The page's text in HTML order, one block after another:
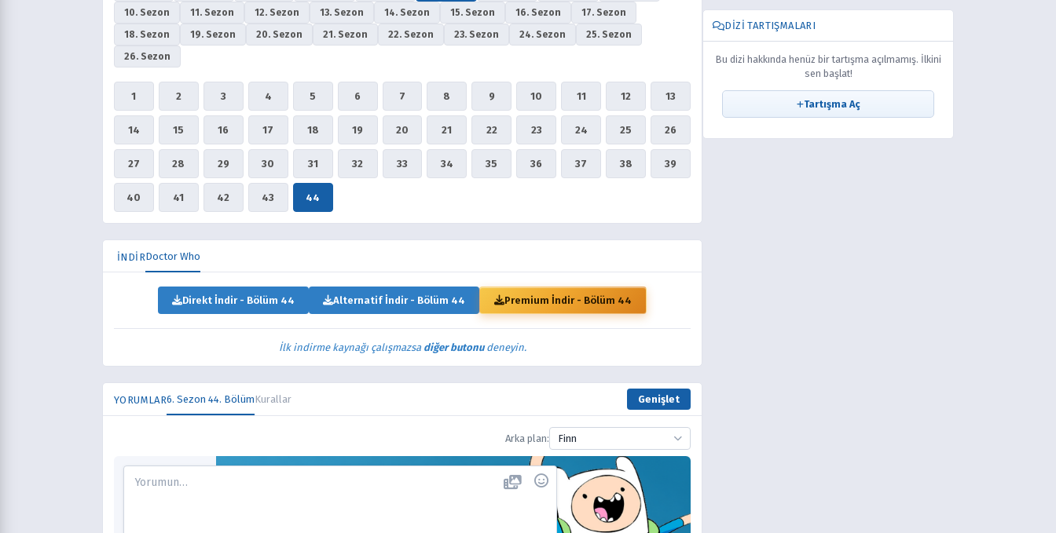
10. Sezon
11. Sezon 12. Sezon 13. Sezon 14. Sezon 15. Sezon 16. Sezon
17. Sezon
18. Sezon
19. Sezon 20. Sezon 21. Sezon 22. Sezon 23. Sezon 24. Sezon
25. Sezon
26. Sezon
1 2 3 4 5 6 7 8 9 10 11 12 13
14 15 16 17 18 19 20 21 22 23 24 25 26
27 28 29 30 31 32 33 34 35 36 37 38 39
40 41 42 43 44
İNDİRDoctor Who
Direkt İndir - Bölüm 44 Alternatif İndir - Bölüm 44 Premium İndir - Bölüm 44
İlk indirme kaynağı çalışmazsa diğer butonudeneyin.
YORUMLAR6. Sezon 44. BölümKurallar Genişlet
Arka plan: Finn
DIZI TARTIŞMALARI
Bu dizi hakkında henüz bir tartışma açılmamış. İlkini
sen başlat!
Tartışma Aç